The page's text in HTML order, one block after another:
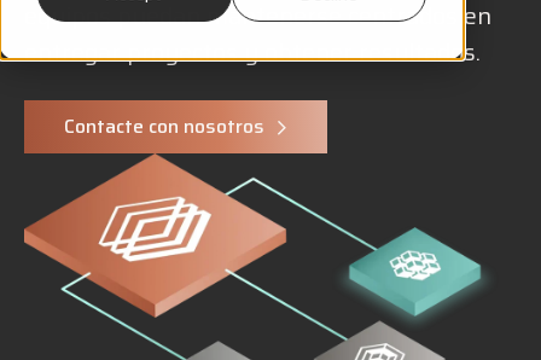
equipos puedan mantenerse centrados en
entregar proyectos y obtener resultados.
Contacte con nosotros